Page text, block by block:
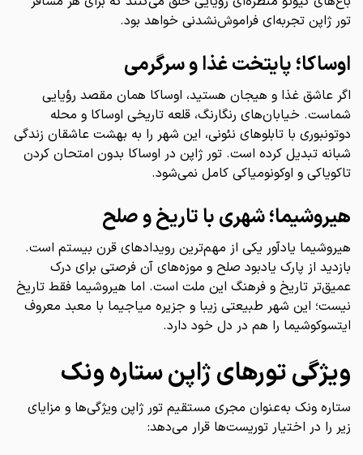
تور ژاپن تجربه‌ای فراموش‌نشدنی خواهد بود.
اوساکا؛ پایتخت غذا و سرگرمی
اگر عاشق غذا و هیجان هستید، اوساکا همان مقصد رؤیایی
شماست. خیابان‌های رنگارنگ، قلعه تاریخی اوساکا و محله
دوتونبوری با تابلوهای نئونی، این شهر را به بهشت عاشقان زندگی
شبانه تبدیل کرده است. تور ژاپن در اوساکا بدون امتحان کردن
تاکویاکی و اوکونومیاکی کامل نمی‌شود.
هیروشیما؛ شهری با تاریخ و صلح
هیروشیما یادآور یکی از مهم‌ترین رویدادهای قرن بیستم است.
بازدید از پارک یادبود صلح و موزه‌های آن فرصتی برای درک
عمیق‌تر تاریخ و فرهنگ این ملت است. اما هیروشیما فقط تاریخ
نیست؛ این شهر طبیعتی زیبا و جزیره میاجیما با معبد معروف
ایتسوکوشیما را هم در دل خود دارد.
ویژگی تورهای ژاپن ستاره ونک
ستاره ونک به‌عنوان مجری مستقیم تور ژاپن ویژگی‌ها و مزایای
زیر را در اختیار توریست‌ها قرار می‌دهد: